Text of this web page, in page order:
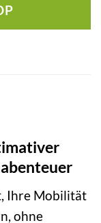
Ihre Mobilität
ohne